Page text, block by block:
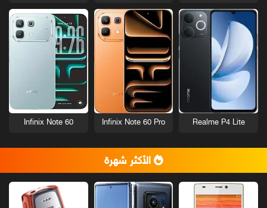
Realme P4 Lite
Infinix Note 60 Pro
Infinix Note 60
الأكثر شهرة